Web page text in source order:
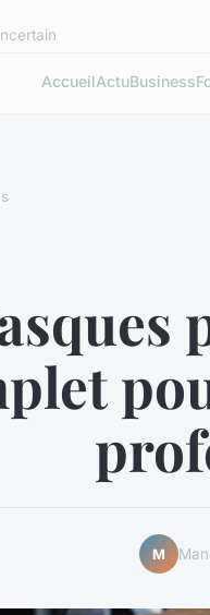
AccueilActuBusiness
M